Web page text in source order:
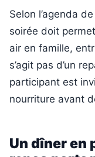
Selon l’agenda
soirée doit
air en famille,
s’agit pas d’un
participant est
nourriture avant
Un dîner en